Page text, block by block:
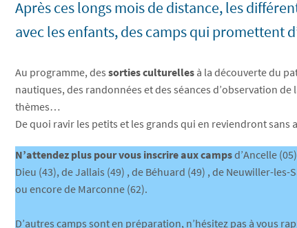
Après ces longs mois de distance, les
avec les enfants, des camps qui promettent
Au programme, des sorties culturelles à la découverte du
nautiques, des randonnées et des séances d’observation
thèmes…
De quoi ravir les petits et les grands qui en reviendront
N’attendez plus pour vous inscrire aux campsd’Ancelle
Dieu (43), de Jallais (49) , de Béhuard (49) , de Neuwiller-
ou encore de Marconne (62).
D’autres camps sont en préparation, n’hésitez pas à vous